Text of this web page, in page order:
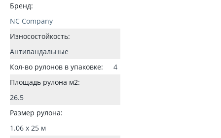
Бренд:
NC Company
Износостойкость:
Антивандальные
Кол-во рулонов в упаковке:
4
Площадь рулона м2:
26.5
Размер рулона:
1.06 x 25 м